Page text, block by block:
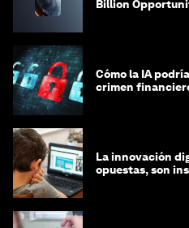
Billion
Cómo la IA
crimen
La innovación
opuestas, son